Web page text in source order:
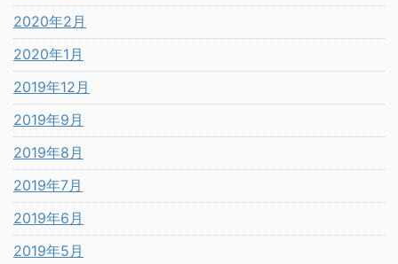
2020年2月
2020年1月
2019年12月
2019年9月
2019年8月
2019年7月
2019年6月
2019年5月